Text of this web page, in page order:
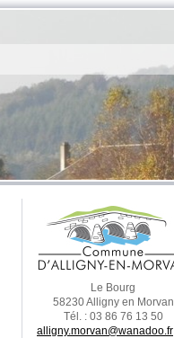
Le Bourg
58230 Alligny en Morvan
Tél. : 03 86 76 13 50
alligny.morvan@wanadoo.fr